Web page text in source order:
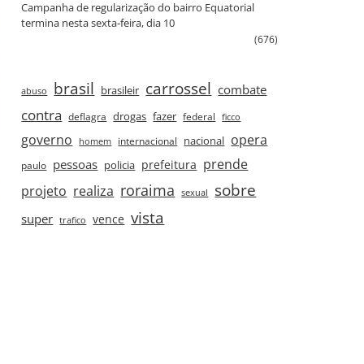
Campanha de regularização do bairro Equatorial
termina nesta sexta‑feira, dia 10
(676)
abuso brasil brasileir carrossel combate
contra deflagra drogas fazer federal ficco
governo homem internacional nacional opera
paulo pessoas policia prefeitura prende
projeto realiza roraima sexual sobre
super trafico vence vista